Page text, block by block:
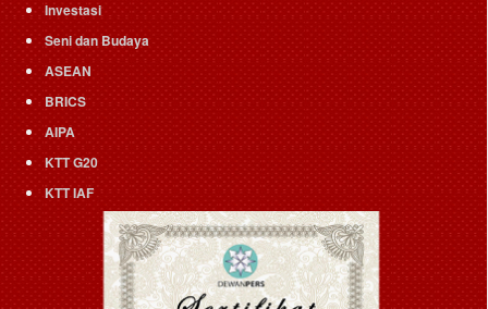
Investasi
Seni dan Budaya
ASEAN
BRICS
AIPA
KTT G20
KTT IAF